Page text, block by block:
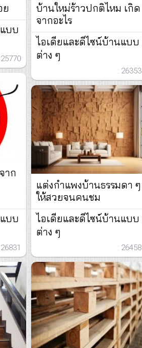
ย
บบ
าก
บบ
บ้านใหม่ร้าวปกติไหม เกิด
จากอะไร
ไอเดียและดีไซน์บ้านแบบ
ต่าง ๆ
: 26353
แต่งกำแพงบ้านธรรมดา ๆ
ให้สวยจนคนชม
ไอเดียและดีไซน์บ้านแบบ
ต่าง ๆ
: 26458